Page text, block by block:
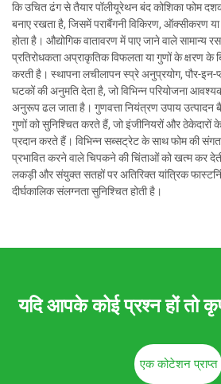
कि उचित ढंग से तैयार पॉलीयूरेथन बंद कोशिका फोम
बनाए रखता है, जिसमें पराबैंगनी विकिरण, ऑक्सीकरण
होता है। औद्योगिक वातावरण में पाए जाने वाले सामान्य
प्रतिरोधकता अप्राकृतिक विफलता या गुणों के क्षरण के
करती है। स्थापना लचीलापन स्प्रे अनुप्रयोग, पौर-इन-
घटकों की अनुमति देता है, जो विभिन्न परियोजना
अनुरूप ढल जाता है। गुणवत्ता नियंत्रण उपाय उत्पादन
गुणों को सुनिश्चित करते हैं, जो इंजीनियरों और ठेकेदारों
प्रदान करते हैं। विभिन्न सब्सट्रेट के साथ फोम की
प्रभावित करने वाले चिपकने की चिंताओं को खत्म कर
लकड़ी और संयुक्त सतहों पर अतिरिक्त यांत्रिक
दीर्घकालिक संलग्नता सुनिश्चित होती है।
यदि आपके कोई प्रश्न हों तो
एक कोटेशन प्राप्त